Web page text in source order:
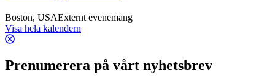
Boston, USAExternt evenemang
Visa hela kalendern
Prenumerera på vårt nyhetsbrev